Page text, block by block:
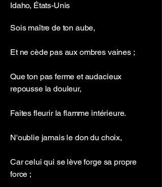
Idaho, États-Unis
Sois maître de ton aube,
Et ne cède pas aux ombres vaines ;
Que ton pas ferme et audacieux
repousse la douleur,
Faites fleurir la flamme intérieure.
N'oublie jamais le don du choix,
Car celui qui se lève forge sa propre
force ;